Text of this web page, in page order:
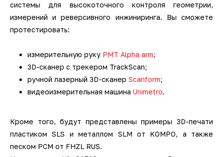
системы для высокоточного контроля геометрии,
измерений и реверсивного инжиниринга. Вы сможете
протестировать:
измерительную руку PMT Alpha arm;
3D-сканер с трекером TrackScan;
ручной лазерный 3D-сканер Scanform;
видеоизмерительная машина Unimetro.
Кроме того, будут представлены примеры 3D-печати
пластиком SLS и металлом SLM от KOMPO, а также
песком PCM от FHZL RUS.
датчики
Техническое 3D-зрение
Лазерные 2D проекторы
Программное обеспечение
Длиномеры
Оптические измерительные
машины
Приборы для измерения профиля и
формы
3D-сканеры для трекеров
Беспроводные контактные щупы
Аксессуары и оснастка для
трекеров
3D-сканеры для измерительных
рук
Ручные 3D-сканеры ScanTech
Ручные 3D-сканеры Creaform
Ручные 3D-сканеры Scanform
Ручные 3D-сканеры AM.TECH
Ручные 3D-сканеры ZG
Наземные 3D-сканеры Leica
Принадлежности для КИМ
Мультисенсорные измерительные
машины Unimetro
Фотограмметрические
измерительные системы V-STARS
Промышленные роботы KUKA
Hexagon
Автоматизированные станции
SCANOLOGY и ScanTech
Индивидуальные разработки по
автоматизации
кг
Транспортные платформы KUKA
Мобильные роботы KUKA
3D-принтеры для печати гипсом
полиамидами
3D-принтеры для печати
SLM-принтеры Sisma
Kinematics
ПО BendingStudio
ПО Metrolog Metrologic Group
ПО PC-DMIS
ПО QUINDOS
ПО TezetCAD 3D Rohrsoftware